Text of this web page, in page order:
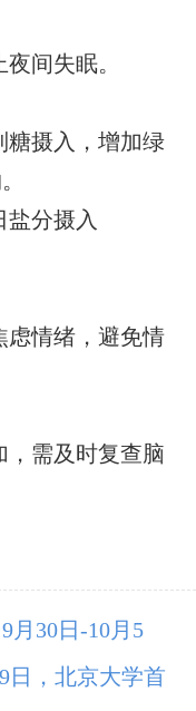
间失眠‌。
糖摄入，增加绿
盐分摄入
虑情绪，避免情
，需及时复查脑
月30日-10月5
家蓉城亲诊+癫
日，北京大学首